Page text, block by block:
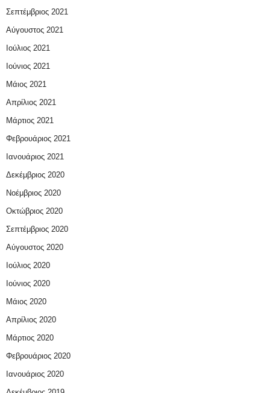
Σεπτέμβριος 2021
Αύγουστος 2021
Ιούλιος 2021
Ιούνιος 2021
Μάιος 2021
Απρίλιος 2021
Μάρτιος 2021
Φεβρουάριος 2021
Ιανουάριος 2021
Δεκέμβριος 2020
Νοέμβριος 2020
Οκτώβριος 2020
Σεπτέμβριος 2020
Αύγουστος 2020
Ιούλιος 2020
Ιούνιος 2020
Μάιος 2020
Απρίλιος 2020
Μάρτιος 2020
Φεβρουάριος 2020
Ιανουάριος 2020